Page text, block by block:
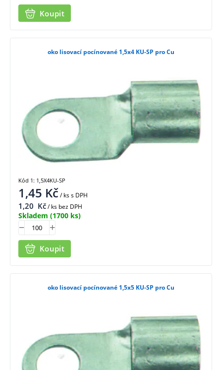
Koupit
oko lisovací pocínované 1,5x4 KU-SP pro Cu
1,45 Kč/ kss DPH
1,20 Kč/ ks bez DPH
Skladem (1700 ks)
Koupit
Kód 1: 1,5X4KU-SP
oko lisovací pocínované 1,5x5 KU-SP pro Cu